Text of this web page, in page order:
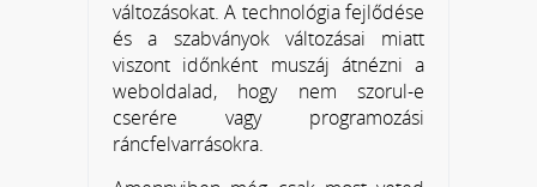
változásokat. A technológia fejlődése
és a szabványok változásai miatt
viszont időnként muszáj átnézni a
weboldalad, hogy nem szorul-e
cserére vagy programozási
ráncfelvarrásokra.